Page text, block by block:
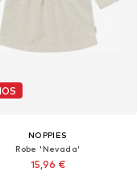
NOPPIES
Robe 'Nevada'
15,96 €